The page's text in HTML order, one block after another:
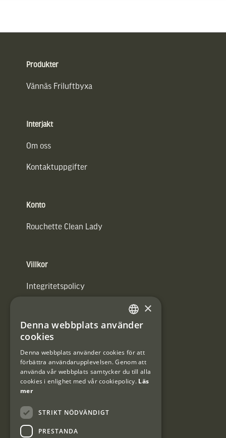
Produkter
Vännäs Friluftbyxa
Interjakt
Om oss
Kontaktuppgifter
Konto
Rouchette Clean Lady
Villkor
Integritetspolicy
#Interjaktfamily
Kundklubb
Information om kundklubben.
SWEDISH
×
Denna webbplats använder
cookies
Denna webbplats använder cookies för att
förbättra användarupplevelsen. Genom att
använda vår webbplats samtycker du till alla
cookies i enlighet med vår cookiepolicy. Läs
mer
STRIKT NÖDVÄNDIGT
PRESTANDA